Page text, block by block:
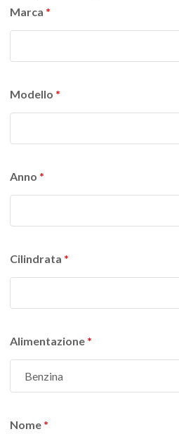
Marca *
Modello *
Anno *
Cilindrata *
Alimentazione *
Nome *